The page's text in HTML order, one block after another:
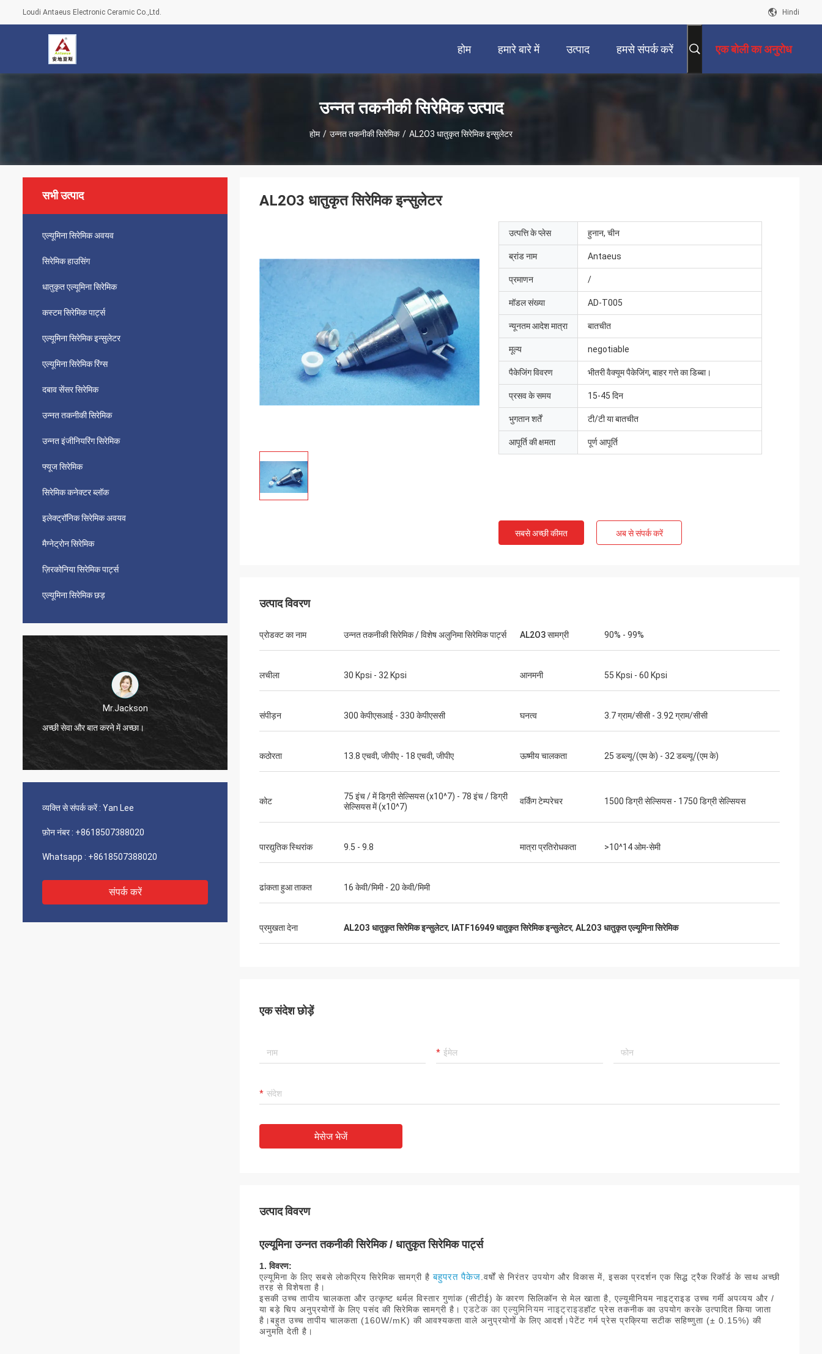
Loudi Antaeus Electronic Ceramic Co.,Ltd. Hindi
होम हमारे बारे में उत्पाद हमसे संपर्क करें एक बोली का अनुरोध
उन्नत तकनीकी सिरेमिक उत्पाद
होम / उन्नत तकनीकी सिरेमिक / AL2O3 धातुकृत सिरेमिक इन्सुलेटर
सभी उत्पाद
एल्यूमिना सिरेमिक अवयव
सिरेमिक हाउसिंग
धातुकृत एल्यूमिना सिरेमिक
कस्टम सिरेमिक पार्ट्स
एल्यूमिना सिरेमिक इन्सुलेटर
एल्यूमिना सिरेमिक रिंग्स
दबाव सेंसर सिरेमिक
उन्नत तकनीकी सिरेमिक
उन्नत इंजीनियरिंग सिरेमिक
फ्यूज सिरेमिक
सिरेमिक कनेक्टर ब्लॉक
इलेक्ट्रॉनिक सिरेमिक अवयव
मैग्नेट्रोन सिरेमिक
ज़िरकोनिया सिरेमिक पार्ट्स
एल्यूमिना सिरेमिक छड़
Mr.Jackson
अच्छी सेवा और बात करने में अच्छा।
व्यक्ति से संपर्क करें : Yan Lee
फ़ोन नंबर : +8618507388020
Whatsapp : +8618507388020
संपर्क करें
AL2O3 धातुकृत सिरेमिक इन्सुलेटर
उत्पत्ति के प्लेस हुनान, चीन
ब्रांड नाम Antaeus
प्रमाणन /
मॉडल संख्या AD-T005
न्यूनतम आदेश मात्रा बातचीत
मूल्य negotiable
पैकेजिंग विवरण भीतरी वैक्यूम पैकेजिंग, बाहर गत्ते का डिब्बा।
प्रसव के समय 15-45 दिन
भुगतान शर्तें टी/टी या बातचीत
आपूर्ति की क्षमता पूर्ण आपूर्ति
सबसे अच्छी कीमत अब से संपर्क करें
उत्पाद विवरण
प्रोडक्ट का नाम उन्नत तकनीकी सिरेमिक / विशेष अलुनिमा सिरेमिक पार्ट्स AL2O3 सामग्री 90% - 99%
लचीला 30 Kpsi - 32 Kpsi आनमनी 55 Kpsi - 60 Kpsi
संपीड़न 300 केपीएसआई - 330 केपीएससी घनत्व 3.7 ग्राम/सीसी - 3.92 ग्राम/सीसी
कठोरता 13.8 एचवी, जीपीए - 18 एचवी, जीपीए ऊष्मीय चालकता 25 डब्ल्यू/(एम के) - 32 डब्ल्यू/(एम के)
कोट
75 इंच / में डिग्री सेल्सियस (x10^7) - 78 इंच / डिग्री
सेल्सियस में (x10^7)
वर्किंग टेम्परेचर 1500 डिग्री सेल्सियस - 1750 डिग्री सेल्सियस
पारद्युतिक स्थिरांक 9.5 - 9.8 मात्रा प्रतिरोधकता >10^14 ओम-सेमी
ढांकता हुआ ताकत 16 केवी/मिमी - 20 केवी/मिमी
प्रमुखता देना AL2O3 धातुकृत सिरेमिक इन्सुलेटर, IATF16949 धातुकृत सिरेमिक इन्सुलेटर, AL2O3 धातुकृत एल्यूमिना सिरेमिक
एक संदेश छोड़ें
मेसेज भेजें
उत्पाद विवरण
एल्यूमिना उन्नत तकनीकी सिरेमिक / धातुकृत सिरेमिक पार्ट्स
1. विवरण:
एल्यूमिना के लिए सबसे लोकप्रिय सिरेमिक सामग्री हैबहुपरत पैकेज .वर्षों से निरंतर उपयोग और विकास में, इसका प्रदर्शन एक सिद्ध ट्रैक रिकॉर्ड के साथ अच्छी
तरह से विशेषता है।
इसकी उच्च तापीय चालकता और उत्कृष्ट थर्मल विस्तार गुणांक (सीटीई) के कारण सिलिकॉन से मेल खाता है, एल्यूमीनियम नाइट्राइड उच्च गर्मी अपव्यय और /
या बड़े चिप अनुप्रयोगों के लिए पसंद की सिरेमिक सामग्री है। एडटेक का एल्युमिनियम नाइट्राइडहॉट प्रेस तकनीक का उपयोग करके उत्पादित किया जाता
है।बहुत उच्च तापीय चालकता (160W/mK) की आवश्यकता वाले अनुप्रयोगों के लिए आदर्श।पेटेंट गर्म प्रेस प्रक्रिया सटीक सहिष्णुता (± 0.15%) की
अनुमति देती है।